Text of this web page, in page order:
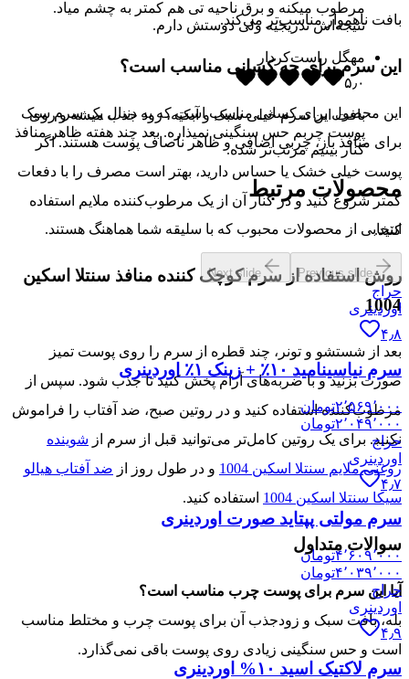
بافت ناهموار مناسب‌تر می‌کند.
این سرم برای چه کسانی مناسب است؟
این محصول برای کسانی مناسب است که به دنبال یک سرم سبک
برای منافذ باز، چربی اضافی و ظاهر ناصاف پوست هستند. اگر
پوست خیلی خشک یا حساس دارید، بهتر است مصرف را با دفعات
کمتر شروع کنید و در کنار آن از یک مرطوب‌کننده ملایم استفاده
کنید.
روش استفاده از سرم کوچک کننده منافذ سنتلا اسکین
1004
بعد از شستشو و تونر، چند قطره از سرم را روی پوست تمیز
صورت بزنید و با ضربه‌های آرام پخش کنید تا جذب شود. سپس از
مرطوب‌کننده استفاده کنید و در روتین صبح، ضد آفتاب را فراموش
نکنید. برای یک روتین کامل‌تر می‌توانید قبل از سرم از شوینده
روغنی ملایم سنتلا اسکین 1004
و در طول روز از ضد آفتاب هیالو
سیکا سنتلا اسکین 1004
استفاده کنید.
سوالات متداول
آیا این سرم برای پوست چرب مناسب است؟
بله، بافت سبک و زودجذب آن برای پوست چرب و مختلط مناسب
است و حس سنگینی زیادی روی پوست باقی نمی‌گذارد.
مرطوب میکنه و برق ناحیه تی هم کمتر به چشم میاد.
نتیجه‌اش تدریجیه ولی دوستش دارم.
مهگل راست‌کردار
۵٫۰
بافت این سرم خیلی سبک و آبکیه، زود جذب میشه و روی
پوست چربم حس سنگینی نمیذاره. بعد چند هفته ظاهر منافذ
کنار بینیم مرتب‌تر شده.
محصولات مرتبط
انتخابی از محصولات محبوب که با سلیقه شما هماهنگ هستند.
Previous slide
Next slide
حراج
اوردینری
۴٫۸
سرم نیاسینامید ۱۰٪ + زینک ۱٪ اوردینری
۲٬۵۶۹٬۰۰۰تومان
۲٬۰۴۹٬۰۰۰تومان
حراج
اوردینری
۴٫۷
سرم مولتی پپتاید صورت اوردینری
۴٬۶۰۹٬۰۰۰تومان
۴٬۰۳۹٬۰۰۰تومان
حراج
اوردینری
۴٫۹
سرم لاکتیک اسید ۱۰% اوردینری